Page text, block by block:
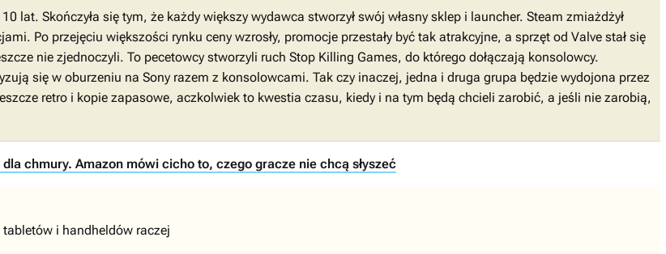
lat. Skończyła się tym, że każdy większy wydawca stworzył swój własny sklep i launcher. Steam zmiażdżył
Po przejęciu większości rynku ceny wzrosły, promocje przestały być tak atrakcyjne, a sprzęt od Valve stał się
nie zjednoczyli. To pecetowcy stworzyli ruch Stop Killing Games, do którego dołączają konsolowcy.
się w oburzeniu na Sony razem z konsolowcami. Tak czy inaczej, jedna i druga grupa będzie wydojona przez
retro i kopie zapasowe, aczkolwiek to kwestia czasu, kiedy i na tym będą chcieli zarobić, a jeśli nie zarobią,
chmury. Amazon mówi cicho to, czego gracze nie chcą słyszeć
i handheldów raczej